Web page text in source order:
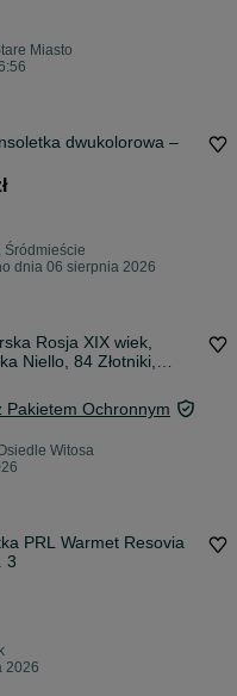
Miasto
dwukolorowa –
Śródmieście
dnia 06 sierpnia 2026
Rosja XIX wiek,
Niello, 84 Złotniki,
Pakietem Ochronnym
Witosa
PRL Warmet Resovia
srebro pr. 3
2026